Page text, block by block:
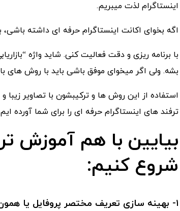
اینستاگرام لذت میبریم.
اگه بخوای اکانت اینستاگرام حرفه ای داشته باشی،
با برنامه ریزی و دقت فعالیت کنی. شاید واژه
بشه. ولی اگر میخوای موفق باشی باید با روش های
ترفند های اینستاگرام حرفه ای را برای شما آورده ایم
بیایین با هم آموزش
شروع کنیم:
۱- بهینه سازی تعریف مختصر پروفایل یا همون Bio در اکانت اینستاگرام